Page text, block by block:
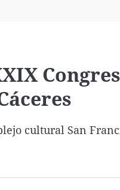
cultural San